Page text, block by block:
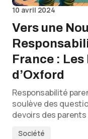
10 avril 2024
Vers une
France :
d’Oxford
Responsabilité
soulève des
devoirs des parents
Société